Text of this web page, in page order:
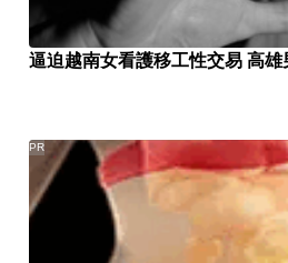
逼迫越南女看護移工性交易 高雄
PR